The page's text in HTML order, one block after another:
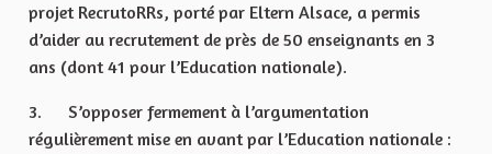
projet RecrutoRRs, porté par Eltern Alsace, a permis
d’aider au recrutement de près de 50 enseignants en 3
ans (dont 41 pour l’Education nationale).
3. S’opposer fermement à l’argumentation
régulièrement mise en avant par l’Education nationale :